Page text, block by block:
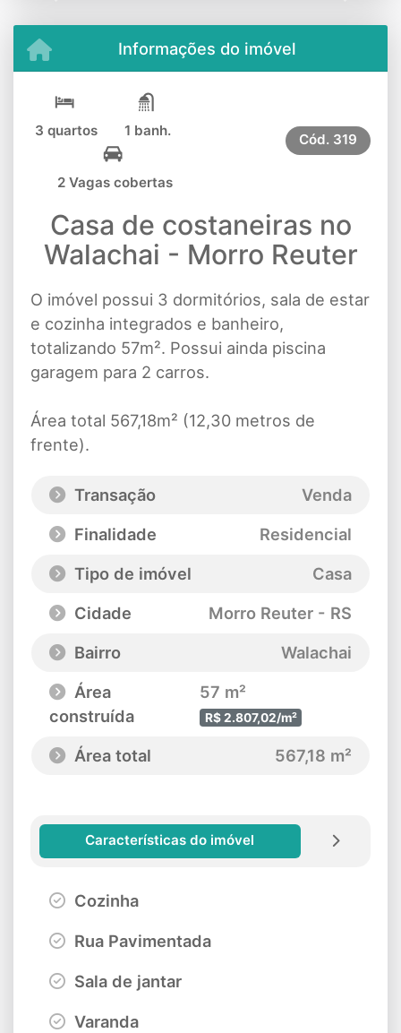
Informações do imóvel
3 quartos 1 banh.
2 Vagas cobertas
Cód. 319
Casa de costaneiras no
Walachai - Morro Reuter
O imóvel possui 3 dormitórios, sala de estar
e cozinha integrados e banheiro,
totalizando 57m². Possui ainda piscina
garagem para 2 carros.
Área total 567,18m² (12,30 metros de
frente).
Transação
Venda
Finalidade
Residencial
Tipo de imóvel
Casa
Cidade
Morro Reuter - RS
Bairro
Walachai
Área
construída
57 m²
R$ 2.807,02/m²
Área total 567,18 m²
Características do imóvel
Cozinha
Rua Pavimentada
Sala de jantar
Varanda